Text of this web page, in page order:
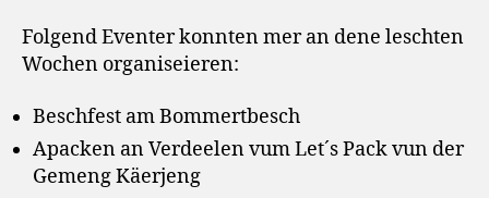
Folgend Eventer konnten mer an dene leschten
Wochen organiseieren:
Beschfest am Bommertbesch
Apacken an Verdeelen vum Let´s Pack vun der
Gemeng Käerjeng